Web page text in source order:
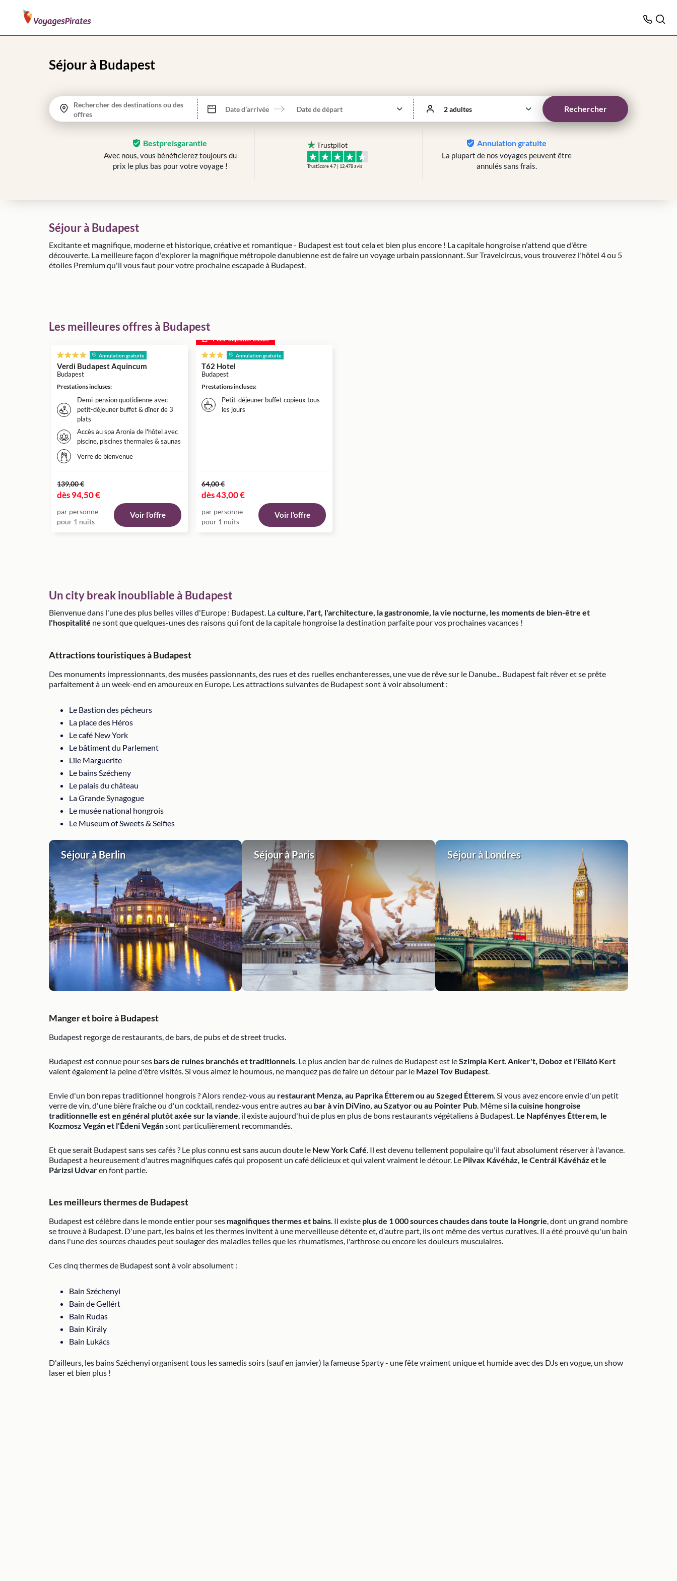
Séjour à Budapest
Rechercher des destinations ou des
offres
Date d’arrivée Date de départ 2 adultes Rechercher
Bestpreisgarantie
Avec nous, vous bénéficierez toujours du
prix le plus bas pour votre voyage !
Trustpilot
TrustScore 4.7 | 12,478avis
Annulation gratuite
La plupart de nos voyages peuvent être
annulés sans frais.
Séjour à Budapest
Excitante et magnifique, moderne et historique, créative et romantique - Budapest est tout cela et bien plus encore ! La capitale hongroise n'attend que d'être
découverte. La meilleure façon d'explorer la magnifique métropole danubienne est de faire un voyage urbain passionnant. Sur Travelcircus, vous trouverez l'hôtel 4 ou 5
étoiles Premium qu'il vous faut pour votre prochaine escapade à Budapest.
Les meilleures offres à Budapest
Annulation gratuite
Verdi Budapest Aquincum
Budapest
Prestations incluses:
Demi-pension quotidienne avec
petit-déjeuner buffet & dîner de 3
plats
Accès au spa Aronia de l'hôtel avec
piscine, piscines thermales & saunas
Verre de bienvenue
139,00 €
dès94,50 €
par personne
pour 1 nuits
Voir l’offre
Petit-déjeuner inclus
Annulation gratuite
T62 Hotel
Budapest
Prestations incluses:
Petit-déjeuner buffet copieux tous
les jours
64,00 €
dès43,00 €
par personne
pour 1 nuits
Voir l’offre
Un city break inoubliable à Budapest
Bienvenue dans l'une des plus belles villes d'Europe : Budapest. Laculture, l'art, l'architecture, la gastronomie, la vie nocturne, les moments de bien-être et
l'hospitalité ne sont que quelques-unes des raisons qui font de la capitale hongroise la destination parfaite pour vos prochaines vacances !
Attractions touristiques à Budapest
Des monuments impressionnants, des musées passionnants, des rues et des ruelles enchanteresses, une vue de rêve sur le Danube... Budapest fait rêver et se prête
parfaitement à un week-end en amoureux en Europe. Les attractions suivantes de Budapest sont à voir absolument :
Le Bastion des pêcheurs
La place des Héros
Le café New York
Le bâtiment du Parlement
Lîle Marguerite
Le bains Szécheny
Le palais du château
La Grande Synagogue
Le musée national hongrois
Le Museum of Sweets & Selfies
Séjour à Berlin Séjour à Paris Séjour à Londres
Manger et boire à Budapest
Budapest regorge de restaurants, de bars, de pubs et de street trucks.
Budapest est connue pour ses bars de ruines branchés et traditionnels. Le plus ancien bar de ruines de Budapest est leSzimpla Kert.Anker't, Doboz et l'Ellátó Kert
valent également la peine d'être visités. Si vous aimez le houmous, ne manquez pas de faire un détour par le Mazel Tov Budapest.
Envie d'un bon repas traditionnel hongrois ? Alors rendez-vous au restaurant Menza, au Paprika Étterem ou au Szeged Étterem. Si vous avez encore envie d'un petit
verre de vin, d'une bière fraîche ou d'un cocktail, rendez-vous entre autres au bar à vin DiVino, au Szatyor ou au Pointer Pub. Même si la cuisine hongroise
traditionnelle est en général plutôt axée sur la viande, il existe aujourd'hui de plus en plus de bons restaurants végétaliens à Budapest. Le Napfényes Étterem, le
Kozmosz Vegán et l'Édeni Vegánsont particulièrement recommandés.
Et que serait Budapest sans ses cafés ? Le plus connu est sans aucun doute le New York Café. Il est devenu tellement populaire qu'il faut absolument réserver à l'avance.
Budapest a heureusement d'autres magnifiques cafés qui proposent un café délicieux et qui valent vraiment le détour. Le Pilvax Kávéház, le Centrál Kávéház et le
Párizsi Udvaren font partie.
Les meilleurs thermes de Budapest
Budapest est célèbre dans le monde entier pour ses magnifiques thermes et bains. Il existe plus de 1 000 sources chaudes dans toute la Hongrie, dont un grand nombre
se trouve à Budapest. D'une part, les bains et les thermes invitent à une merveilleuse détente et, d'autre part, ils ont même des vertus curatives. Il a été prouvé qu'un bain
dans l'une des sources chaudes peut soulager des maladies telles que les rhumatismes, l'arthrose ou encore les douleurs musculaires.
Ces cinq thermes de Budapest sont à voir absolument :
Bain Széchenyi
Bain de Gellért
Bain Rudas
Bain Király
Bain Lukács
D'ailleurs, les bains Széchenyi organisent tous les samedis soirs (sauf en janvier) la fameuse Sparty - une fête vraiment unique et humide avec des DJs en vogue, un show
laser et bien plus !